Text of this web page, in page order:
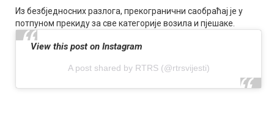
Из безбједносних разлога, прекогранични саобраћај је у
потпуном прекиду за све категорије возила и пјешаке.
View this post on Instagram
A post shared by RTRS (@rtrsvijesti)